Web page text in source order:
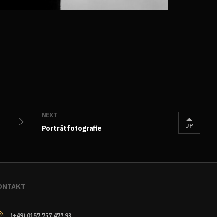
NEXT
Porträtfotografie UP
(+49) 0157 757 477 93